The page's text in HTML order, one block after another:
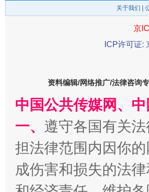
关于我们
京
ICP许可证:
资料编辑/网络推广/法律咨询专
中国公共传媒网、
一、 遵守各国有关
担法律范围内因你
成伤害和损失的法